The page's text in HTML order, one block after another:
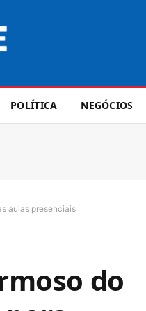
POLÍTICA NEGÓCIOS
aulas presenciais
do